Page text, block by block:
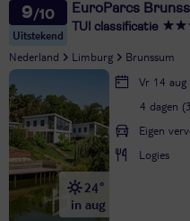
9
Uitstekend
EuroParcs
TUI classificatie
Nederland Limburg Brunssum
24°
in aug
Vr 14 aug
4 dagen
Eigen
Logies